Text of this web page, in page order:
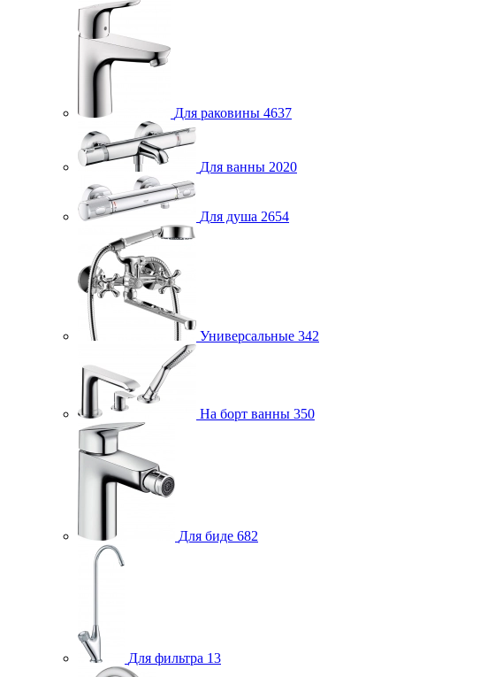
Для раковины 4637
Для ванны 2020
Для душа 2654
Универсальные 342
На борт ванны 350
Для биде 682
Для фильтра 13